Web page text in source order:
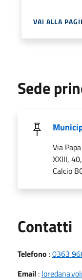
VAI ALLA
Sede
Via
XXIII,
Calcio
Contatti
Telefono :0363
Email :